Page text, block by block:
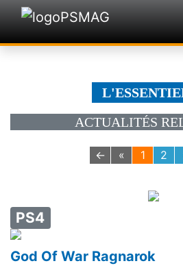
PS4
God Of War Ragnarok
ACTUALITÉS
← « 1 2